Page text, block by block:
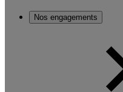
Nos engagements